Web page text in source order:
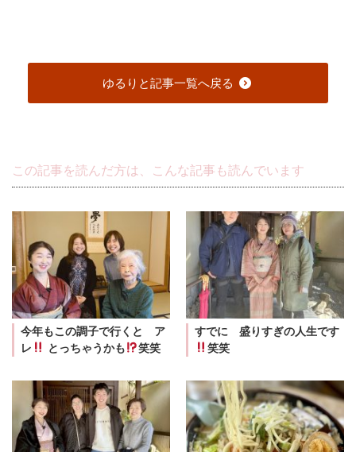
ゆるりと記事一覧へ戻る
この記事を読んだ方は、こんな記事も読んでいます
今年もこの調子で行くと ア
レ
とっちゃうかも 笑笑
すでに 盛りすぎの人生です
笑笑